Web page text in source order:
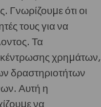
Γνωρίζουμε ότι οι
τους για να
Τα
χρημάτων,
δραστηριοτήτων
Αυτή η
να